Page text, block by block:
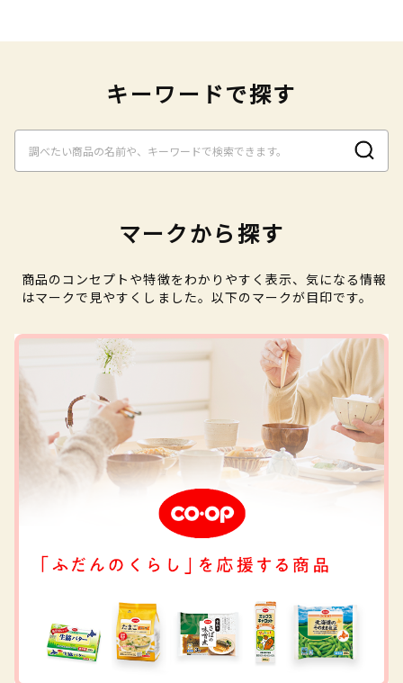
キーワードで探す
マークから探す
商品のコンセプトや特徴をわかりやすく表示、気になる情報
はマークで見やすくしました。以下のマークが目印です。